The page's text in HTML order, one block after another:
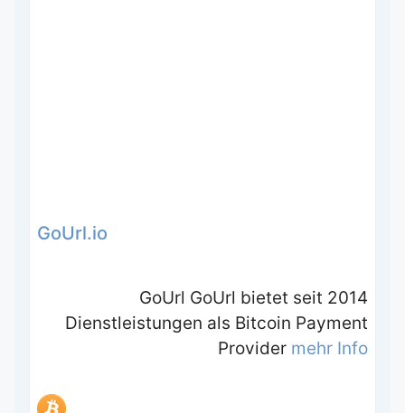
GoUrl.io
GoUrl GoUrl bietet seit 2014
Dienstleistungen als Bitcoin Payment
Provider mehr Info